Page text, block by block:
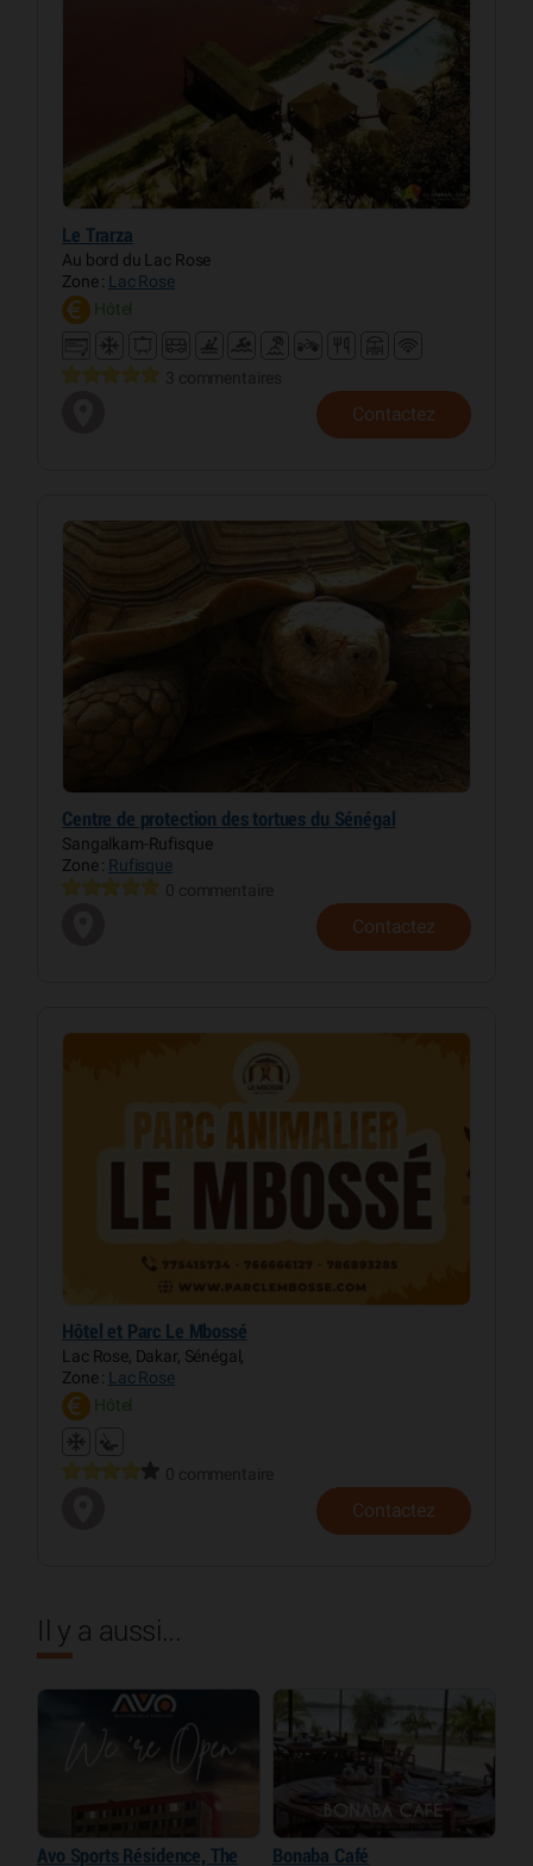
Le Trarza
Au bord du Lac Rose
Zone : Lac Rose
Hôtel
Contactez
Centre de protection des tortues du Sénégal
Sangalkam-Rufisque
Zone : Rufisque
Contactez
Hôtel et Parc Le Mbossé
Lac Rose, Dakar, Sénégal,
Zone : Lac Rose
Hôtel
Contactez
Il y a aussi...
Avo Sports Résidence, The Bonaba Café